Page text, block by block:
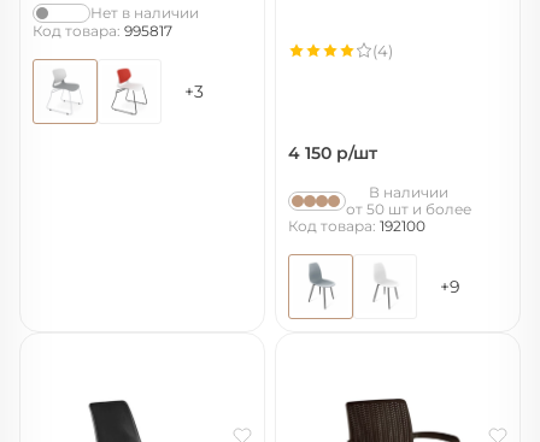
Нет в наличии
Код товара: 995817
+3
4 150 р/шт
(4)
В наличии
от 50 шт и более
Код товара: 192100
+9